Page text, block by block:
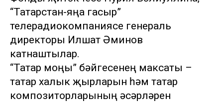
“Татарстан-яңа гасыр”
телерадиокомпаниясе генераль
директоры Илшат Әминов
катнаштылар.
“Татар моңы” бәйгесенең максаты –
татар халык җырларын һәм татар
композиторларының әсәрләрен